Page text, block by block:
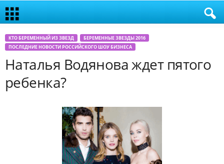
КТО БЕРЕМЕННЫЙ ИЗ ЗВЕЗД
БЕРЕМЕННЫЕ ЗВЕЗДЫ 2016
ПОСЛЕДНИЕ НОВОСТИ РОССИЙСКОГО ШОУ БИЗНЕСА
Наталья Водянова ждет пятого
ребенка?